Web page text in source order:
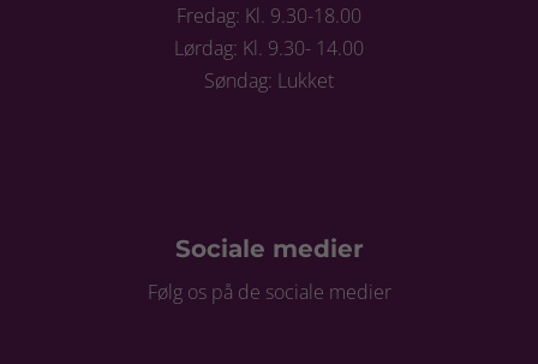
Fredag: Kl. 9.30-18.00
Lørdag: Kl. 9.30- 14.00
Søndag: Lukket
Sociale medier
Følg os på de sociale medier